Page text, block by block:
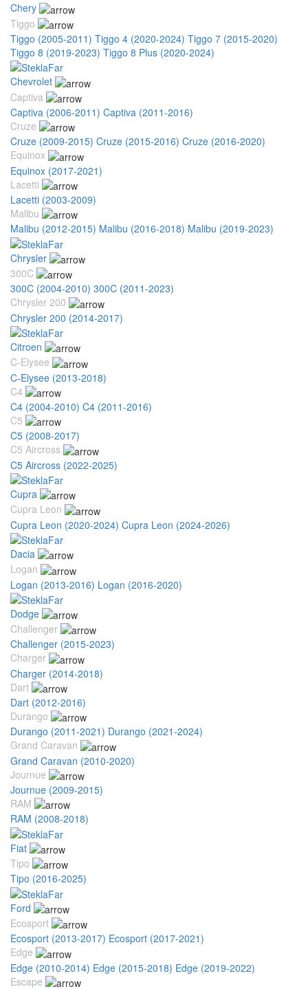
Chery
Tiggo
Tiggo (2005-2011) Tiggo 4 (2020-2024) Tiggo 7 (2015-2020)
Tiggo 8 (2019-2023) Tiggo 8 Plus (2020-2024)
Chevrolet
Captiva
Captiva (2006-2011) Captiva (2011-2016)
Cruze
Cruze (2009-2015) Cruze (2015-2016) Cruze (2016-2020)
Equinox
Equinox (2017-2021)
Lacetti
Lacetti (2003-2009)
Malibu
Malibu (2012-2015) Malibu (2016-2018) Malibu (2019-2023)
Chrysler
300C
300C (2004-2010) 300C (2011-2023)
Chrysler 200
Chrysler 200 (2014-2017)
Citroen
C-Elysee
C-Elysee (2013-2018)
C4
C4 (2004-2010) C4 (2011-2016)
C5
C5 (2008-2017)
C5 Aircross
C5 Aircross (2022-2025)
Cupra
Cupra Leon
Cupra Leon (2020-2024) Cupra Leon (2024-2026)
Dacia
Logan
Logan (2013-2016) Logan (2016-2020)
Dodge
Challenger
Challenger (2015-2023)
Charger
Charger (2014-2018)
Dart
Dart (2012-2016)
Durango
Durango (2011-2021) Durango (2021-2024)
Grand Caravan
Grand Caravan (2010-2020)
Journue
Journue (2009-2015)
RAM
RAM (2008-2018)
Fiat
Tipo
Tipo (2016-2025)
Ford
Ecosport
Ecosport (2013-2017) Ecosport (2017-2021)
Edge
Edge (2010-2014) Edge (2015-2018) Edge (2019-2022)
Escape